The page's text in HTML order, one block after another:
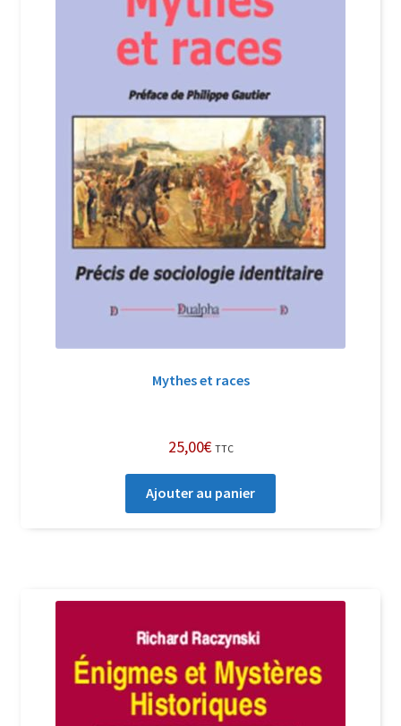
Mythes et races
25,00€ TTC
Ajouter au panier